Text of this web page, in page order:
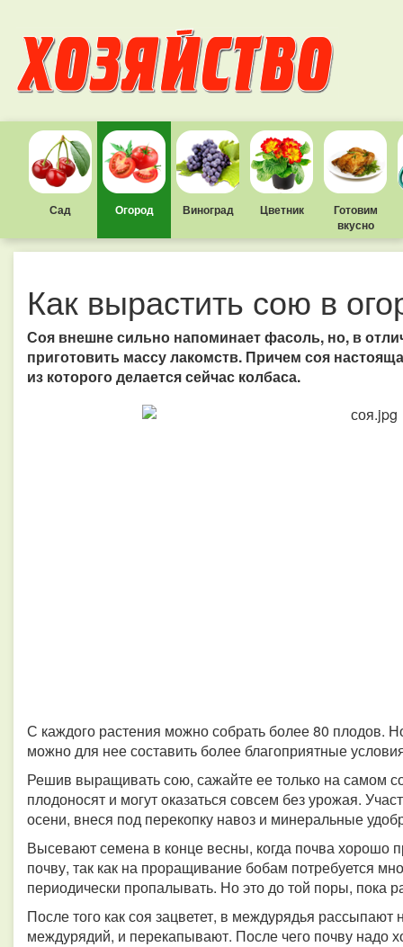
Сад Огород Виноград Цветник
Готовим
вкусно
Как вырастить сою в
Соя внешне сильно напоминает фасоль, но, в
приготовить массу лакомств. Причем соя
из которого делается сейчас колбаса.
С каждого растения можно собрать более 80 плодов.
можно для нее составить более благоприятные
Решив выращивать сою, сажайте ее только на самом
плодоносят и могут оказаться совсем без урожая.
осени, внеся под перекопку навоз и минеральные
Высевают семена в конце весны, когда почва хорошо
почву, так как на проращивание бобам потребуется
периодически пропалывать. Но это до той поры, пока
После того как соя зацветет, в междурядья
междурядий, и перекапывают. После чего почву надо